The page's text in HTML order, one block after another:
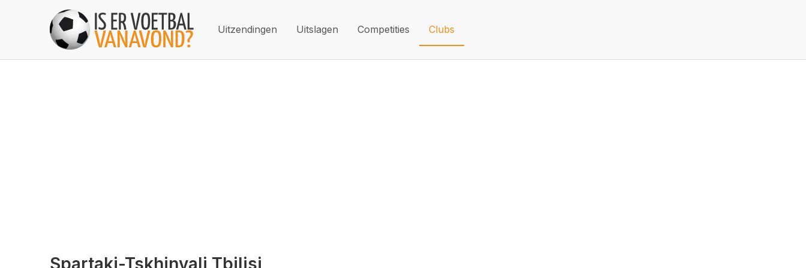
Uitzendingen Uitslagen Competities Clubs
Spartaki-Tskhinvali Tbilisi